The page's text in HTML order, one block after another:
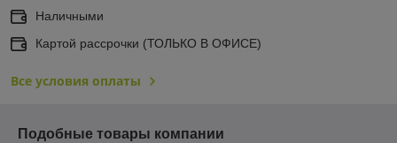
Наличными
Картой рассрочки (ТОЛЬКО В ОФИСЕ)
Все условия оплаты
Подобные товары компании